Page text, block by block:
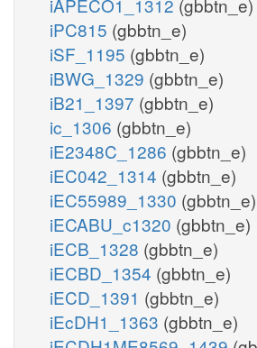
iPC815 (gbbtn_e)
iSF_1195 (gbbtn_e)
iBWG_1329 (gbbtn_e)
iB21_1397 (gbbtn_e)
ic_1306 (gbbtn_e)
iE2348C_1286 (gbbtn_e)
iEC042_1314 (gbbtn_e)
iEC55989_1330 (gbbtn_e)
iECABU_c1320 (gbbtn_e)
iECB_1328 (gbbtn_e)
iECBD_1354 (gbbtn_e)
iECD_1391 (gbbtn_e)
iEcDH1_1363 (gbbtn_e)